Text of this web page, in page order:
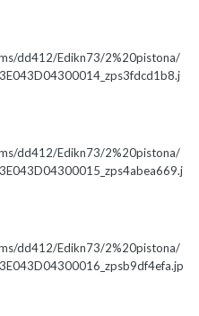
dd412/Edikn73/2%20pistona/
dd412/Edikn73/2%20pistona/
dd412/Edikn73/2%20pistona/